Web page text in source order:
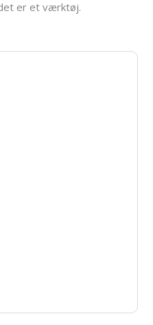
er et værktøj.